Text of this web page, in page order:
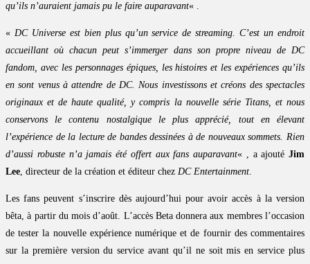
qu’ils n’auraient jamais pu le faire auparavant« .
« DC Universe est bien plus qu’un service de streaming. C’est un endroit
accueillant où chacun peut s’immerger dans son propre niveau de DC
fandom, avec les personnages épiques, les histoires et les expériences qu’ils
en sont venus à attendre de DC. Nous investissons et créons des spectacles
originaux et de haute qualité, y compris la nouvelle série Titans, et nous
conservons le contenu nostalgique le plus apprécié, tout en élevant
l’expérience de la lecture de bandes dessinées à de nouveaux sommets. Rien
d’aussi robuste n’a jamais été offert aux fans auparavant« , a ajouté Jim
Lee, directeur de la création et éditeur chez DC Entertainment.
Les fans peuvent s’inscrire dès aujourd’hui pour avoir accès à la version
bêta, à partir du mois d’août. L’accès Beta donnera aux membres l’occasion
de tester la nouvelle expérience numérique et de fournir des commentaires
sur la première version du service avant qu’il ne soit mis en service plus